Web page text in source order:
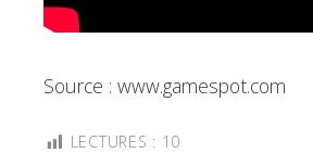
Source : www.gamespot.com
LECTURES : 10